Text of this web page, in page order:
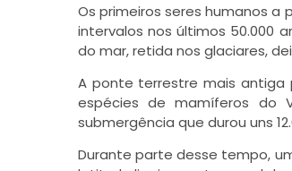
Os primeiros seres humanos
intervalos nos últimos 50.000
do mar, retida nos glaciares,
A ponte terrestre mais antiga
espécies de mamíferos do
submergência que durou uns
Durante parte desse tempo,